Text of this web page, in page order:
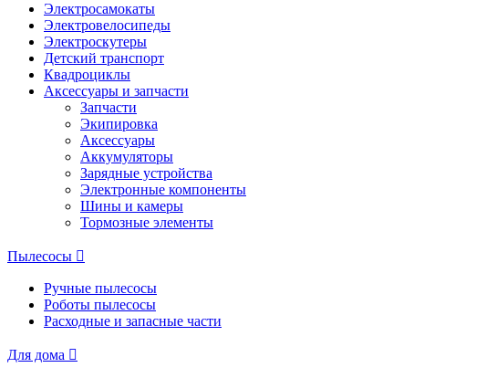
Электросамокаты
Электровелосипеды
Электроскутеры
Детский транспорт
Квадроциклы
Аксессуары и запчасти
Запчасти
Экипировка
Аксессуары
Аккумуляторы
Зарядные устройства
Электронные компоненты
Шины и камеры
Тормозные элементы
Пылесосы
Ручные пылесосы
Роботы пылесосы
Расходные и запасные части
Для дома